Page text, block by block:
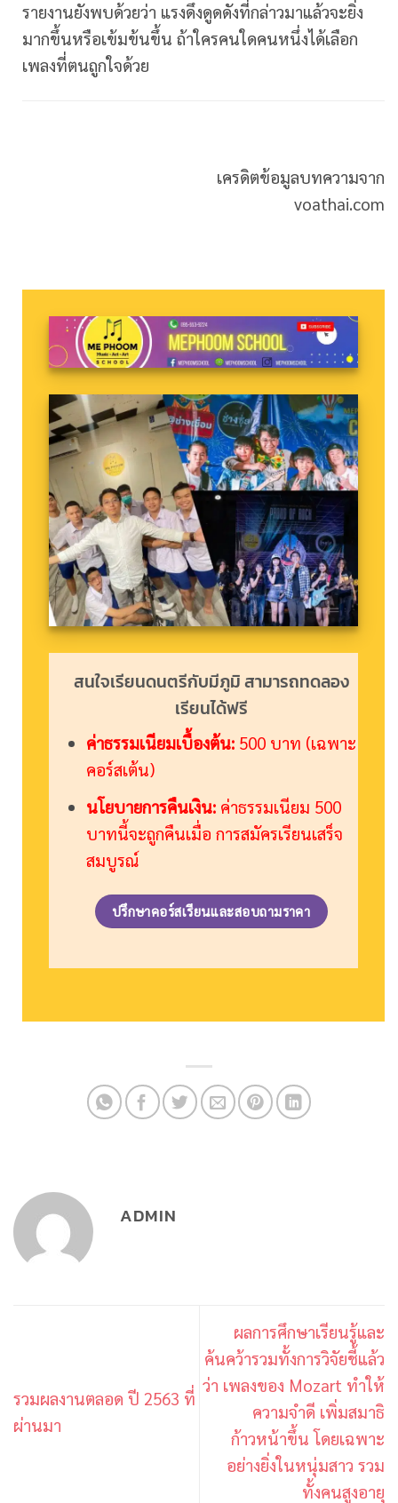
รายงานยังพบด้วยว่า แรงดึงดูดดังที่กล่าวมาแล้วจะยิ่ง
มากขึ้นหรือเข้มข้นขึ้น ถ้าใครคนใดคนหนึ่งได้เลือก
เพลงที่ตนถูกใจด้วย
เครดิตข้อมูลบทความจาก
voathai.com
สนใจเรียนดนตรีกับมีภูมิ สามารถทดลอง
เรียนได้ฟรี
ค่าธรรมเนียมเบื้องต้น:500 บาท (เฉพาะ
คอร์สเต้น)
นโยบายการคืนเงิน:ค่าธรรมเนียม 500
บาทนี้จะถูกคืนเมื่อ การสมัครเรียนเสร็จ
สมบูรณ์
ปรึกษาคอร์สเรียนและสอบถามราคา
ADMIN
รวมผลงานตลอด ปี 2563 ที่
ผ่านมา
ผลการศึกษาเรียนรู้และ
ค้นคว้ารวมทั้งการวิจัยชี้แล้ว
ว่า เพลงของ Mozart ทำให้
ความจำดี เพิ่มสมาธิ
ก้าวหน้าขึ้น โดยเฉพาะ
อย่างยิ่งในหนุ่มสาว รวม
ทั้งคนสูงอายุ